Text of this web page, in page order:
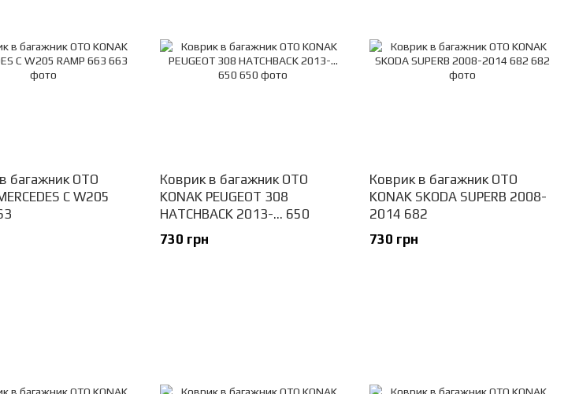
багажник OTO
C W205
Коврик в багажник OTO
KONAK PEUGEOT 308
HATCHBACK 2013-... 650
730 грн
Коврик в багажник OTO
KONAK SKODA SUPERB 2008-
2014 682
730 грн